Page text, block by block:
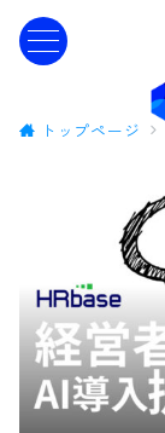
トップページ